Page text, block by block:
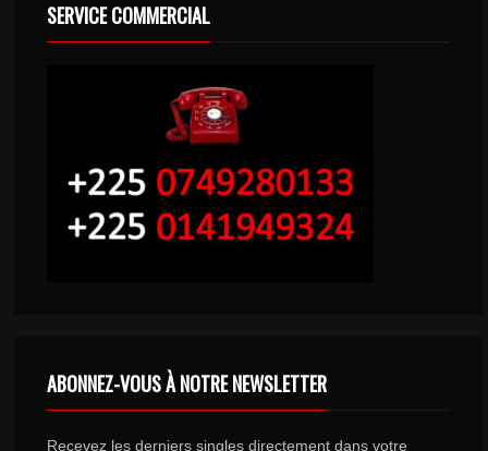
SERVICE COMMERCIAL
ABONNEZ-VOUS À NOTRE NEWSLETTER
Recevez les derniers singles directement dans votre